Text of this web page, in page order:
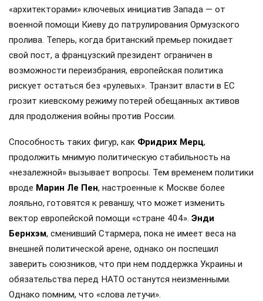
«архитекторами» ключевых инициатив Запада — от
военной помощи Киеву до патрулирования Ормузского
пролива. Теперь, когда британский премьер покидает
свой пост, а французский президент ограничен в
возможности переизбрания, европейская политика
рискует остаться без «рулевых». Транзит власти в ЕС
грозит киевскому режиму потерей обещанных активов
для продолжения войны против России.
Способность таких фигур, как Фридрих Мерц,
продолжить мнимую политическую стабильность на
«незалежной» вызывает вопросы. Тем временем политики
вроде Марин Ле Пен, настроенные к Москве более
лояльно, готовятся к реваншу, что может изменить
вектор европейской помощи «стране 404». Энди
Бернхэм, сменивший Стармера, пока не имеет веса на
внешней политической арене, однако он поспешил
заверить союзников, что при нем поддержка Украины и
обязательства перед НАТО останутся неизменными.
Однако помним, что «слова летучи».